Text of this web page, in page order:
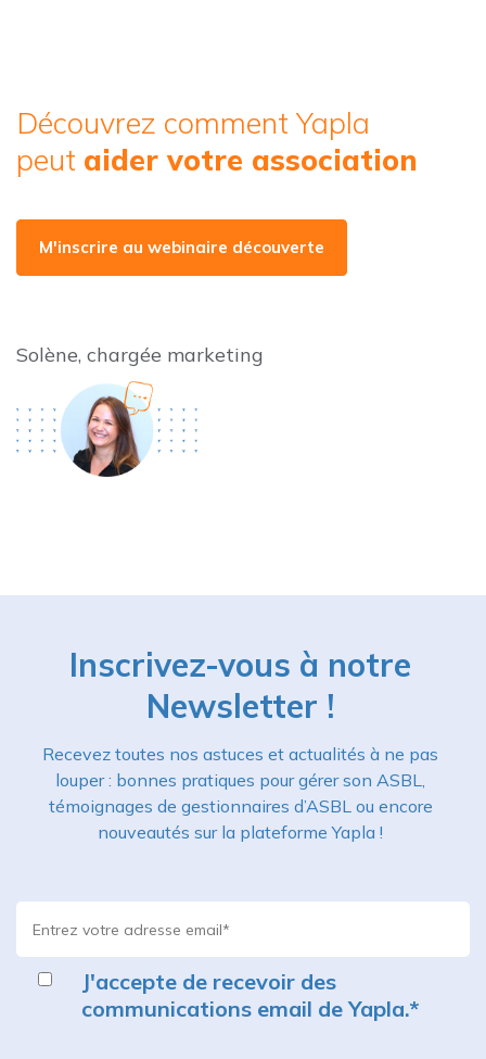
Découvrez comment Yapla
peut aider votre association
M'inscrire au webinaire découverte
Solène, chargée marketing
Inscrivez-vous à notre
Newsletter !
Recevez toutes nos astuces et actualités à ne pas
louper : bonnes pratiques pour gérer son ASBL,
témoignages de gestionnaires d’ASBL ou encore
nouveautés sur la plateforme Yapla !
J'accepte de recevoir des
communications email de Yapla.*